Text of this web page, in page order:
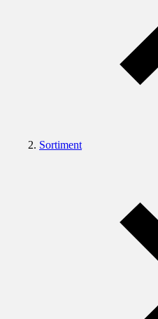
Sortiment